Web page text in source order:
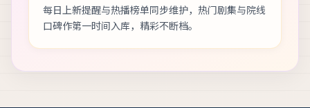
每日上新提醒与热播榜单同步维护，热门剧集与院线
口碑作第一时间入库，精彩不断档。